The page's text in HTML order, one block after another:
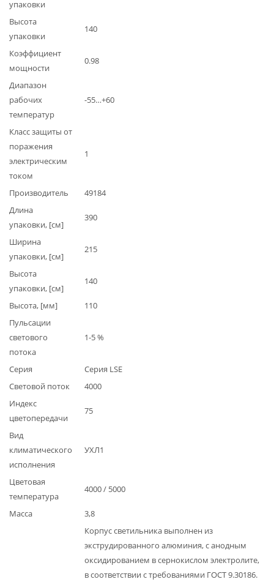
упаковки
Высота
упаковки
140
Коэффициент
мощности
0.98
Диапазон
рабочих
температур
-55…+60
Класс защиты от
поражения
электрическим
током
1
Производитель
49184
Длина
упаковки, [см]
390
Ширина
упаковки, [см]
215
Высота
упаковки, [см]
140
Высота, [мм]
110
Пульсации
светового
потока
1-5 %
Серия
Серия LSE
Световой поток
4000
Индекс
цветопередачи
75
Вид
климатического
исполнения
УХЛ1
Цветовая
температура
4000 / 5000
Масса 3,8
Корпус светильника выполнен из
экструдированного алюминия, с анодным
оксидированием в сернокислом электролите,
в соответствии с требованиями ГОСТ 9.30186.